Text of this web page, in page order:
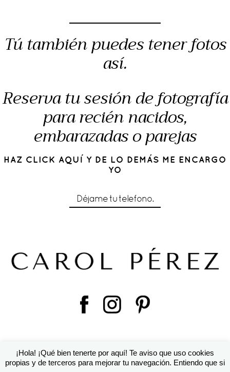
Tú también puedes tener fotos
así.
Reserva tu sesión de fotografía
para recién nacidos,
embarazadas o parejas
HAZ CLICK AQUÍ Y DE LO DEMÁS ME ENCARGO
YO
Déjame tu telefono.
© 2016 Cárol Pérez | Diseño deSusana Torralbo | ProPhoto
¡Hola! ¡Qué bien tenerte por aquí! Te aviso que uso cookies
propias y de terceros para mejorar tu navegación. Entiendo que si